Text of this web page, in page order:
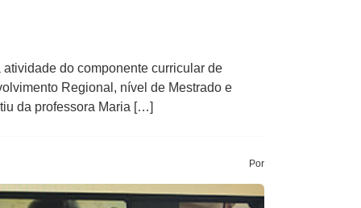
do componente curricular de
Regional, nível de Mestrado e
da professora Maria […]
Por